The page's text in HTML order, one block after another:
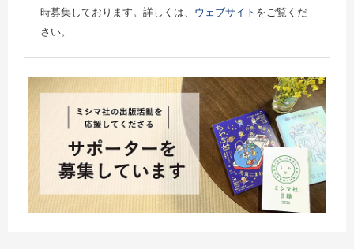
時募集しております。詳しくは、 ウェブサイト をご覧くだ
さい。